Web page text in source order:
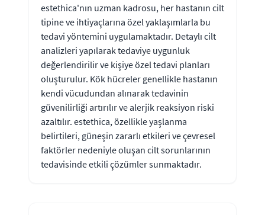
estethica'nın uzman kadrosu, her hastanın cilt
tipine ve ihtiyaçlarına özel yaklaşımlarla bu
tedavi yöntemini uygulamaktadır. Detaylı cilt
analizleri yapılarak tedaviye uygunluk
değerlendirilir ve kişiye özel tedavi planları
oluşturulur. Kök hücreler genellikle hastanın
kendi vücudundan alınarak tedavinin
güvenilirliği artırılır ve alerjik reaksiyon riski
azaltılır. estethica, özellikle yaşlanma
belirtileri, güneşin zararlı etkileri ve çevresel
faktörler nedeniyle oluşan cilt sorunlarının
tedavisinde etkili çözümler sunmaktadır.